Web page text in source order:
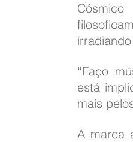
“Faço
está
mais
A marca